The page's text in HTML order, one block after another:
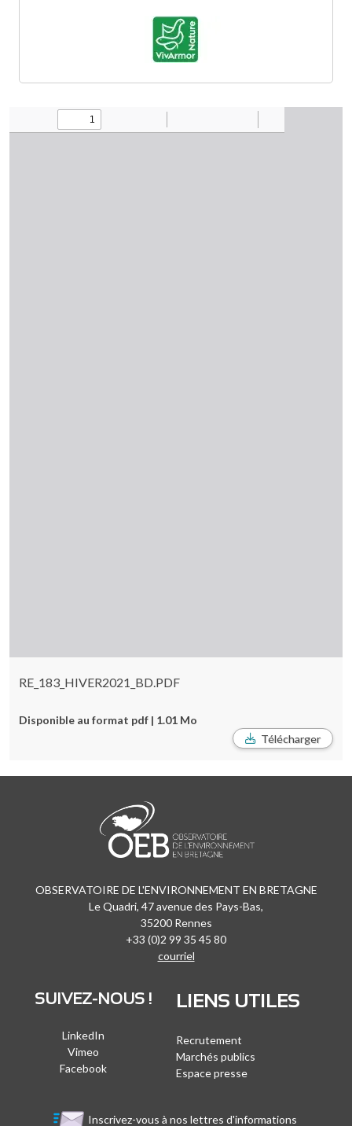
RE_183_HIVER2021_BD.PDF
Disponible au format pdf | 1.01 Mo
Télécharger
OBSERVATOIRE DE L'ENVIRONNEMENT EN BRETAGNE
Le Quadri, 47 avenue des Pays-Bas,
35200 Rennes
+33 (0)2 99 35 45 80
courriel
SUIVEZ-NOUS !
LinkedIn
Vimeo
Facebook
LIENS UTILES
Recrutement
Marchés publics
Espace presse
Inscrivez-vous à nos lettres d'informations